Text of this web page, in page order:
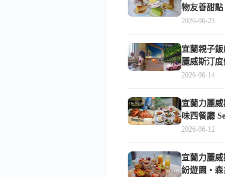
物友善甜
比Lady M
2026-06-23
宜蘭親子
麗威斯汀
房、Buffet
2026-06-14
宜蘭力麗
味西餐廳
餐早餐吃什
2026-06-12
宜蘭力麗
紛遊園・